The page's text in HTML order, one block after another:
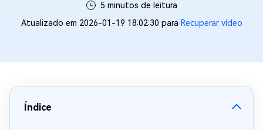
5 minutos de leitura
Atualizado em 2026-01-19 18:02:30 para Recuperar vídeo
Índice